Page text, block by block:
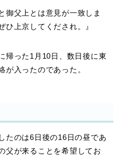
御父上とは意見が一致しま
ひ上京してくだされ。』
帰った1月10日、数日後に東
が入ったのであった。
たのは6日後の16日の昼であ
父が来ることを希望してお